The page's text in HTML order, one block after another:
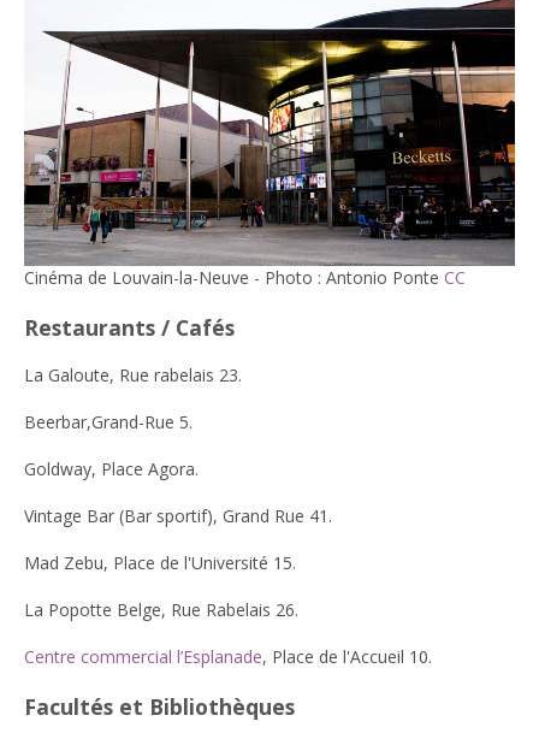
Cinéma de Louvain-la-Neuve - Photo : Antonio Ponte CC
Restaurants / Cafés
La Galoute, Rue rabelais 23.
Beerbar,Grand-Rue 5.
Goldway, Place Agora.
Vintage Bar (Bar sportif), Grand Rue 41.
Mad Zebu, Place de l'Université 15.
La Popotte Belge, Rue Rabelais 26.
Centre commercial l’Esplanade, Place de l'Accueil 10.
Facultés et Bibliothèques